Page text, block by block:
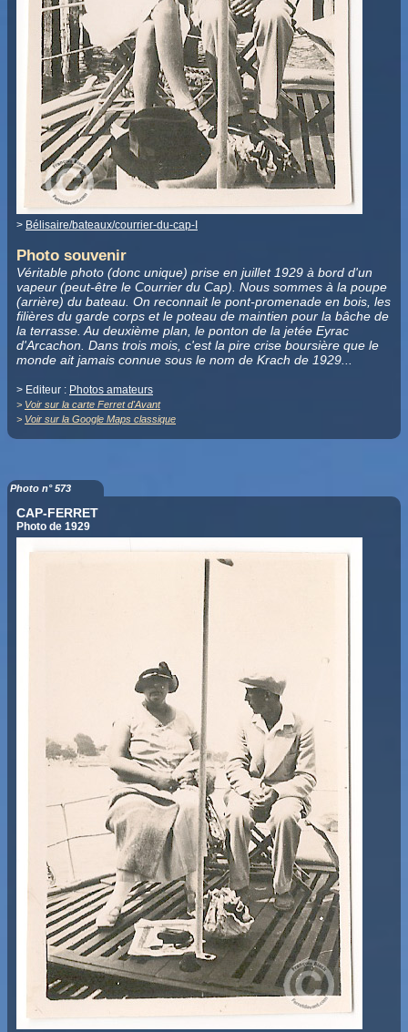
> Bélisaire/bateaux/courrier-du-cap-I
Photo souvenir
Véritable photo (donc unique) prise en juillet 1929 à bord d'un
vapeur (peut-être le Courrier du Cap). Nous sommes à la poupe
(arrière) du bateau. On reconnait le pont-promenade en bois, les
filières du garde corps et le poteau de maintien pour la bâche de
la terrasse. Au deuxième plan, le ponton de la jetée Eyrac
d'Arcachon. Dans trois mois, c'est la pire crise boursière que le
monde ait jamais connue sous le nom de Krach de 1929...
> Editeur : Photos amateurs
> Voir sur la carte Ferret d'Avant
> Voir sur la Google Maps classique
Photo n° 573
CAP-FERRET
Photo de 1929